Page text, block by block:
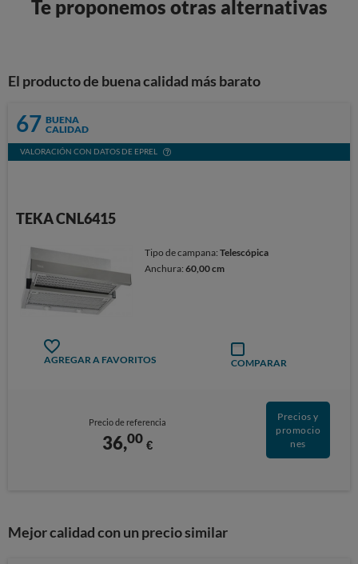
Te proponemos otras alternativas
El producto de buena calidad más barato
67 BUENA
CALIDAD
VALORACIÓN CON DATOS DE EPREL
TEKA CNL6415
Tipo de campana:Telescópica
Anchura:60,00 cm
AGREGAR A FAVORITOS COMPARAR
Precio de referencia
36,00 €
Precios y
promocio
nes
Mejor calidad con un precio similar